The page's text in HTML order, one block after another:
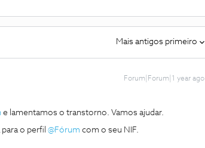
Mais antigos primeiro
Forum|Forum|1 year ago
e lamentamos o transtorno. Vamos ajudar.
o perfil @Fórum com o seu NIF.